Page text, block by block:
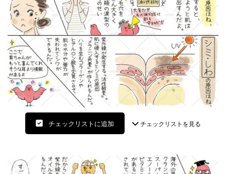
チェックリストに追加 チェックリストを見る